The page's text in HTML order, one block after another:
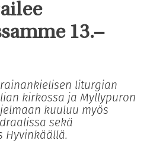
13.–
liturgian
kirkossa ja Myllypuron
kuuluu myös
sekä
Hyvinkäällä.